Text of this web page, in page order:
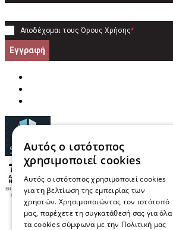
Αποδέχομαι τους Όρους Χρήσης*
Εγγραφή
Αυτός ο ιστότοπος
χρησιμοποιεί cookies
Αυτός ο ιστότοπος χρησιμοποιεί cookies
για τη βελτίωση της εμπειρίας των
χρηστών. Χρησιμοποιώντας τον ιστότοπό
μας, παρέχετε τη συγκατάθεσή σας για όλα
τα cookies σύμφωνα με την Πολιτική μας